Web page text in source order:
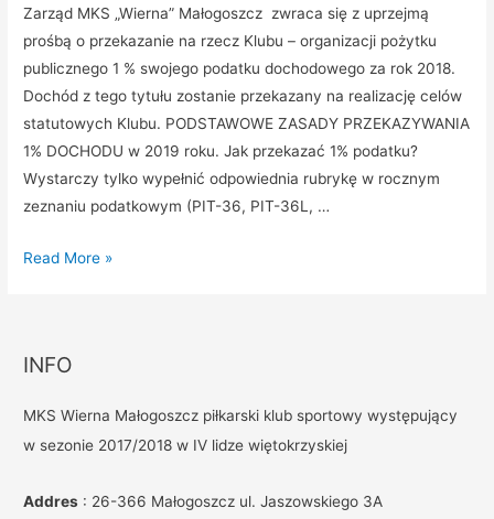
Zarząd MKS „Wierna” Małogoszcz zwraca się z uprzejmą
prośbą o przekazanie na rzecz Klubu – organizacji pożytku
publicznego 1 % swojego podatku dochodowego za rok 2018.
Dochód z tego tytułu zostanie przekazany na realizację celów
statutowych Klubu. PODSTAWOWE ZASADY PRZEKAZYWANIA
1% DOCHODU w 2019 roku. Jak przekazać 1% podatku?
Wystarczy tylko wypełnić odpowiednia rubrykę w rocznym
zeznaniu podatkowym (PIT-36, PIT-36L, …
Read More »
INFO
MKS Wierna Małogoszcz piłkarski klub sportowy występujący
w sezonie 2017/2018 w IV lidze więtokrzyskiej
Addres : 26-366 Małogoszcz ul. Jaszowskiego 3A